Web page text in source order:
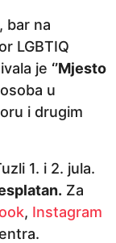
bar na
LGBTIQ
je ‘’Mjesto
u
i drugim
1. i 2. jula.
Za
, Instagram